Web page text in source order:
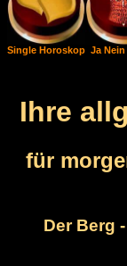
Single Horoskop Ja
Ihre
für
Der Berg